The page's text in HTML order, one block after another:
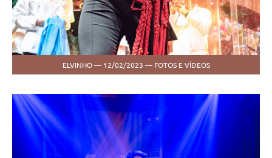
ELVINHO — 12/02/2023 — FOTOS E VÍDEOS